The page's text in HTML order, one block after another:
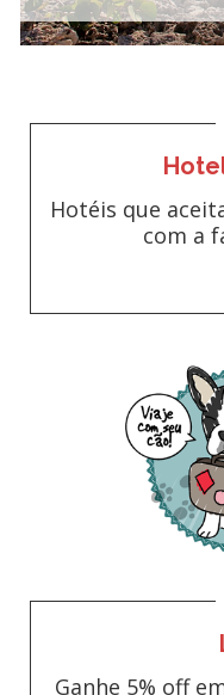
Hotéis que
com a
Ganhe 5% off